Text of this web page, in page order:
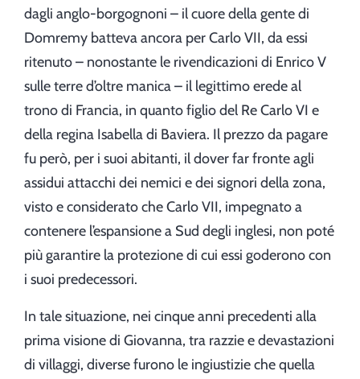
dagli anglo-borgognoni – il cuore della gente di
Domremy batteva ancora per Carlo VII, da essi
ritenuto – nonostante le rivendicazioni di Enrico V
sulle terre d’oltre manica – il legittimo erede al
trono di Francia, in quanto figlio del Re Carlo VI e
della regina Isabella di Baviera. Il prezzo da pagare
fu però, per i suoi abitanti, il dover far fronte agli
assidui attacchi dei nemici e dei signori della zona,
visto e considerato che Carlo VII, impegnato a
contenere l’espansione a Sud degli inglesi, non poté
più garantire la protezione di cui essi goderono con
i suoi predecessori.
In tale situazione, nei cinque anni precedenti alla
prima visione di Giovanna, tra razzie e devastazioni
di villaggi, diverse furono le ingiustizie che quella